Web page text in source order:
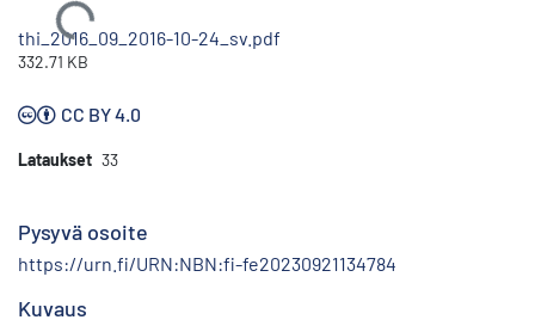
Ladataan...
thi_2016_09_2016-10-24_sv.pdf
332.71 KB
CC BY 4.0
Lataukset 33
Pysyvä osoite
https://urn.fi/URN:NBN:fi-fe20230921134784
Kuvaus